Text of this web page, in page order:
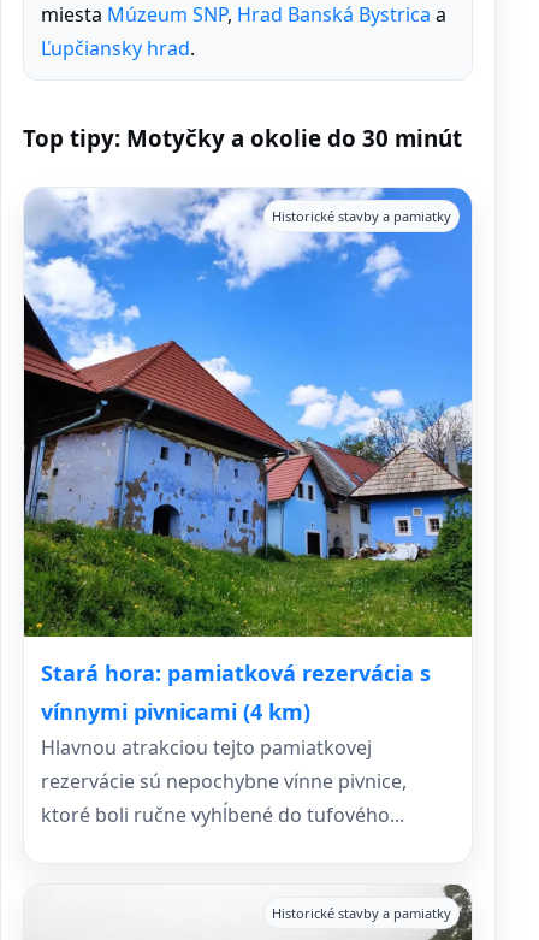
miesta Múzeum SNP, Hrad Banská Bystrica a
Ľupčiansky hrad.
Top tipy: Motyčky a okolie do 30 minút
Stará hora: pamiatková rezervácia s
vínnymi pivnicami (4 km)
Historické stavby a pamiatky
Hlavnou atrakciou tejto pamiatkovej
rezervácie sú nepochybne vínne pivnice,
ktoré boli ručne vyhĺbené do tufového...
Historické stavby a pamiatky